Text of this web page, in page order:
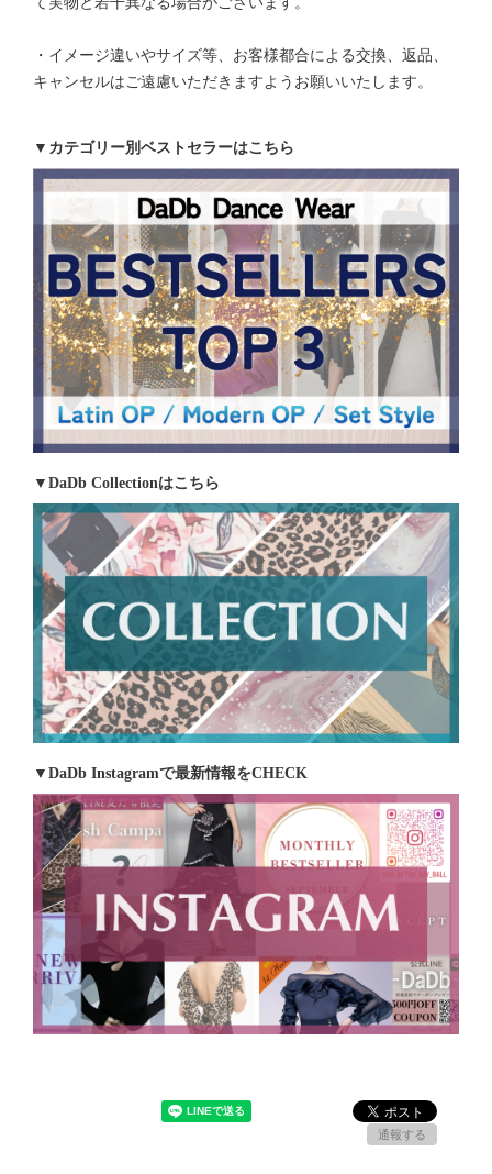
・イメージ違いやサイズ等、お客様都合による交換、返品、
キャンセルはご遠慮いただきますようお願いいたします。
▼カテゴリー別ベストセラーはこちら
▼DaDb Collectionはこちら
▼DaDb Instagramで最新情報をCHECK
通報する